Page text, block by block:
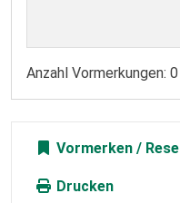
Anzahl Vormerkungen: 0
Vormerken
Drucken